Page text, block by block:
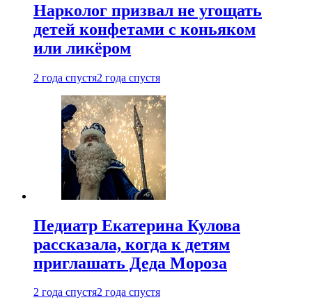
Нарколог призвал не угощать
детей конфетами с коньяком
или ликёром
2 года спустя2 года спустя
Педиатр Екатерина Кулова
рассказала, когда к детям
приглашать Деда Мороза
2 года спустя2 года спустя